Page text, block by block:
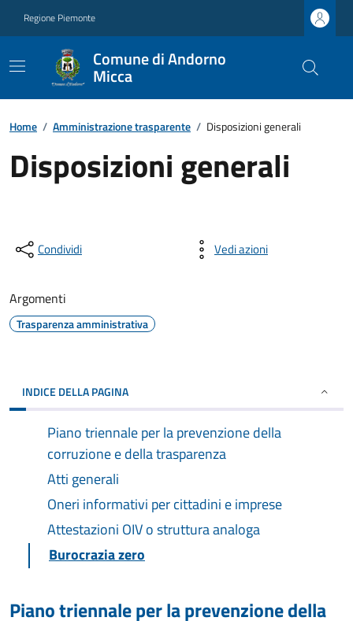
Regione Piemonte
Comune di Andorno
Micca
Home / Amministrazione trasparente / Disposizioni generali
Disposizioni generali
Condividi Vedi azioni
Argomenti
Trasparenza amministrativa
INDICE DELLA PAGINA
Piano triennale per la prevenzione della
corruzione e della trasparenza
Atti generali
Oneri informativi per cittadini e imprese
Attestazioni OIV o struttura analoga
Burocrazia zero
Piano triennale per la prevenzione della